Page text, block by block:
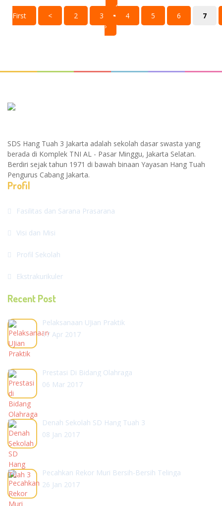
‹
First
< 2 3 4 5 6
7
›
SDS Hang Tuah 3 Jakarta adalah sekolah dasar swasta yang
berada di Komplek TNI AL - Pasar Minggu, Jakarta Selatan.
Berdiri sejak tahun 1971 di bawah binaan Yayasan Hang Tuah
Pengurus Cabang Jakarta.
Profil
Fasilitas dan Sarana Prasarana
Visi dan Misi
Profil Sekolah
Ekstrakurikuler
Recent Post
Pelaksanaan UJian Praktik
17 Apr 2017
Prestasi Di Bidang Olahraga
06 Mar 2017
Denah Sekolah SD Hang Tuah 3
08 Jan 2017
Pecahkan Rekor Muri Bersih-Bersih Telinga
26 Jan 2017